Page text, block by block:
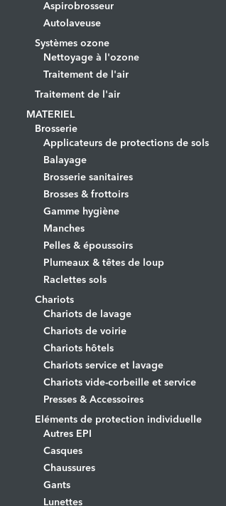
Aspirobrosseur
Autolaveuse
Systèmes ozone
Nettoyage à l'ozone
Traitement de l'air
Traitement de l'air
MATERIEL
Brosserie
Applicateurs de protections de sols
Balayage
Brosserie sanitaires
Brosses & frottoirs
Gamme hygiène
Manches
Pelles & époussoirs
Plumeaux & têtes de loup
Raclettes sols
Chariots
Chariots de lavage
Chariots de voirie
Chariots hôtels
Chariots service et lavage
Chariots vide-corbeille et service
Presses & Accessoires
Eléments de protection individuelle
Autres EPI
Casques
Chaussures
Gants
Lunettes